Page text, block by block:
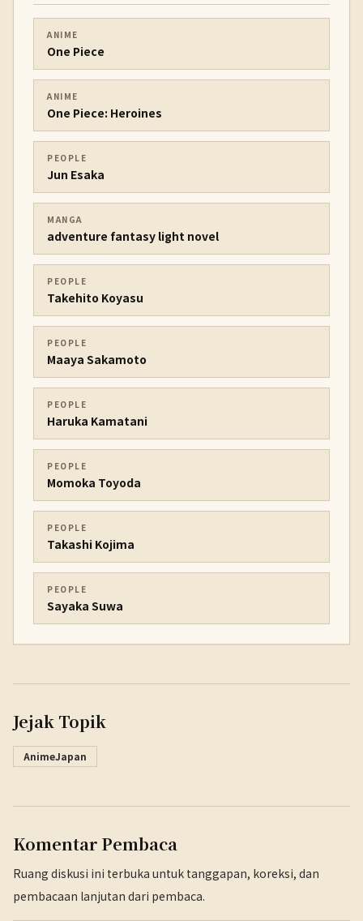
ANIME
One Piece
ANIME
One Piece: Heroines
PEOPLE
Jun Esaka
MANGA
adventure fantasy light novel
PEOPLE
Takehito Koyasu
PEOPLE
Maaya Sakamoto
PEOPLE
Haruka Kamatani
PEOPLE
Momoka Toyoda
PEOPLE
Takashi Kojima
PEOPLE
Sayaka Suwa
Jejak Topik
AnimeJapan
Komentar Pembaca
Ruang diskusi ini terbuka untuk tanggapan, koreksi, dan
pembacaan lanjutan dari pembaca.